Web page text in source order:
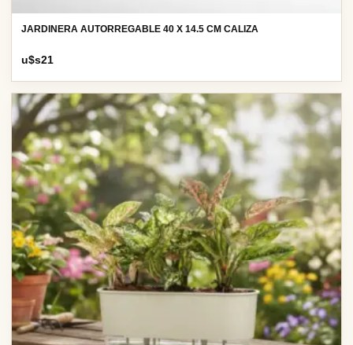
JARDINERA AUTORREGABLE 40 X 14.5 CM CALIZA
u$s21